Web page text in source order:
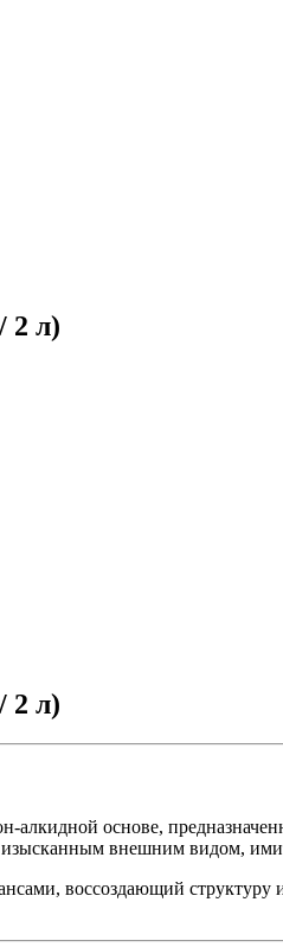
2 л)
2 л)
алкидной основе,
с изысканным внешним видом,
воссоздающий структуру